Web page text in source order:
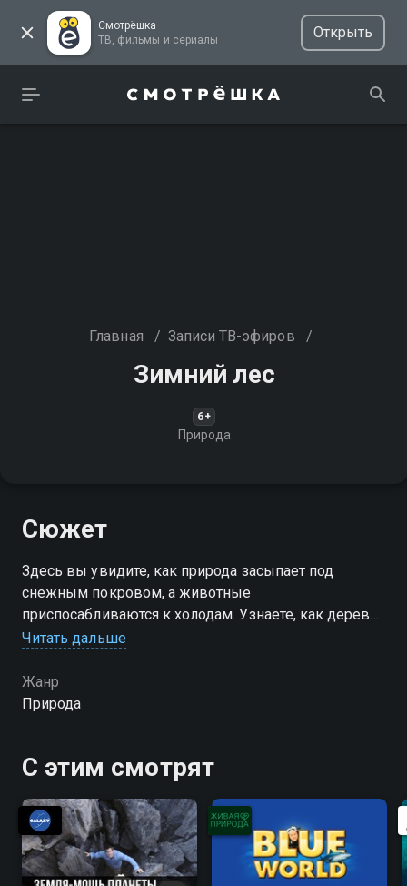
Смотрёшка
ТВ, фильмы и сериалы
Открыть
Главная / Записи ТВ-эфиров /
Зимний лес
6+
Природа
Сюжет
Здесь вы увидите, как природа засыпает под
снежным покровом, а животные
приспосабливаются к холодам. Узнаете, как деревья
и растения переживают зиму, какие следы
Читать дальше
Жанр
Природа
С этим смотрят